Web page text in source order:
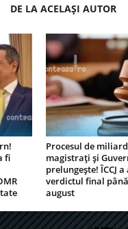
DE LA ACELAȘI AUTOR
fi
Procesul de
magistrați și
prelungește! ÎCCJ
verdictul final
august